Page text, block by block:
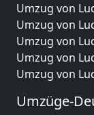
Umzug von
Umzug von
Umzug von
Umzug von
Umzug von
Umzüge-